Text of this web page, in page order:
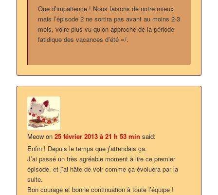
Que d’impatience ! Nous faisons de notre mieux
mais l’épisode 2 ne sortira pas avant au moins 2-3
mois, voire plus vu qu’on approche de la période
fatidique des vacances d’été =/.
Meow on25 février 2013 à 21 h 53 min said:
Enfin ! Depuis le temps que j’attendais ça.
J’ai passé un très agréable moment à lire ce premier
épisode, et j’ai hâte de voir comme ça évoluera par la
suite.
Bon courage et bonne continuation à toute l’équipe !